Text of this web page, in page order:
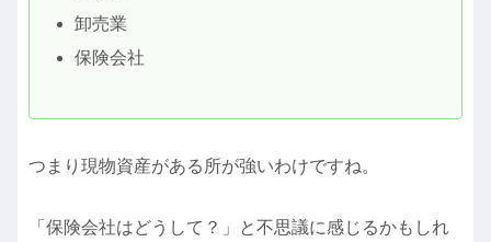
卸売業
保険会社
つまり現物資産がある所が強いわけですね。
「保険会社はどうして？」と不思議に感じるかもしれ